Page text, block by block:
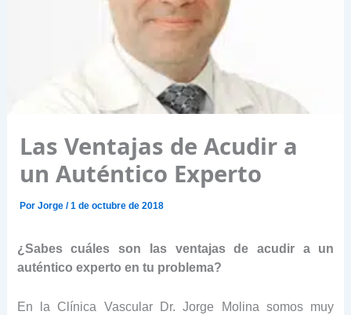
Las Ventajas de Acudir a
un Auténtico Experto
PorJorge/1 de octubre de 2018
¿Sabes cuáles son las ventajas de acudir a un
auténtico experto en tu problema?
En la Clínica Vascular Dr. Jorge Molina somos muy